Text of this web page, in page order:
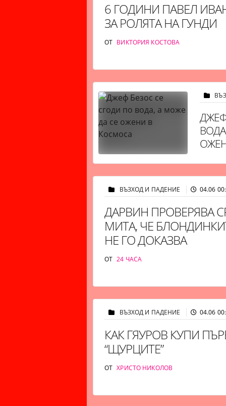
6 ГОДИНИ ПАВЕЛ
ЗА РОЛЯТА НА ГУНДИ
ОТ ВИКТОРИЯ КОСТОВА
ВЪЗХОД И ПАДЕНИЕ 04.06
ДАРВИН ПРОВЕРЯВА
МИТА, ЧЕ
НЕ ГО ДОКАЗВА
ОТ 24 ЧАСА
ВЪЗХОД И ПАДЕНИЕ 04.06
КАК ГЯУРОВ КУПИ
“ЩУРЦИТЕ”
ОТ ХРИСТО НИКОЛОВ